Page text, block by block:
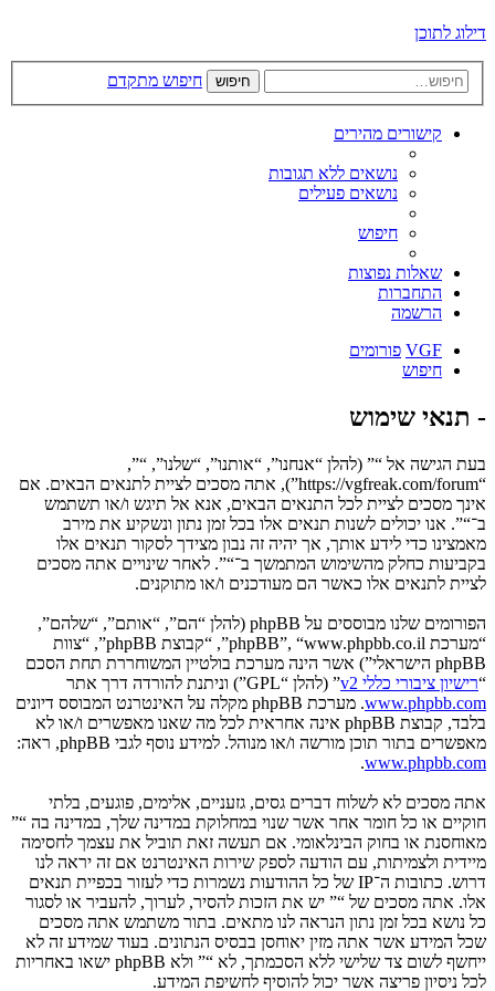
דילוג לתוכן
חיפוש חיפוש מתקדם
קישורים מהירים
נושאים ללא תגובות
נושאים פעילים
חיפוש
שאלות נפוצות
התחברות
הרשמה
VGF פורומים
חיפוש
- תנאי שימוש
בעת הגישה אל “” (להלן “אנחנו”, “אותנו”, “שלנו”, “”,
“https://vgfreak.com/forum”), אתה מסכים לציית לתנאים הבאים. אם
אינך מסכים לציית לכל התנאים הבאים, אנא אל תיגש ו/או תשתמש
ב־“”. אנו יכולים לשנות תנאים אלו בכל זמן נתון ונשקיע את מירב
מאמצינו כדי לידע אותך, אך יהיה זה נבון מצידך לסקור תנאים אלו
בקביעות כחלק מהשימוש המתמשך ב־“”. לאחר שינויים אתה מסכים
לציית לתנאים אלו כאשר הם מעודכנים ו/או מתוקנים.
הפורומים שלנו מבוססים על phpBB (להלן “הם”, “אותם”, “שלהם”,
“מערכת phpBB”, “www.phpbb.co.il”, “קבוצת phpBB”, “צוות
phpBB הישראלי”) אשר הינה מערכת בולטיין המשוחררת תחת הסכם
“רישיון ציבורי כללי v2
” (להלן “GPL”) וניתנת להורדה דרך אתר
www.phpbb.com
. מערכת phpBB מקלה על האינטרנט המבוסס דיונים
בלבד, קבוצת phpBB אינה אחראית לכל מה שאנו מאפשרים ו/או לא
מאפשרים בתור תוכן מורשה ו/או מנוהל. למידע נוסף לגבי phpBB, ראה:
www.phpbb.com
.
אתה מסכים לא לשלוח דברים גסים, גזעניים, אלימים, פוגעים, בלתי
חוקיים או כל חומר אחר אשר שנוי במחלוקת במדינה שלך, במדינה בה “”
מאוחסנת או בחוק הבינלאומי. אם תעשה זאת תוביל את עצמך לחסימה
מיידית ולצמיתות, עם הודעה לספק שירות האינטרנט אם זה יראה לנו
דרוש. כתובות ה־IP של כל ההודעות נשמרות כדי לעזור בכפיית תנאים
אלו. אתה מסכים של “” יש את הזכות להסיר, לערוך, להעביר או לסגור
כל נושא בכל זמן נתון הנראה לנו מתאים. בתור משתמש אתה מסכים
שכל המידע אשר אתה מזין יאוחסן בבסיס הנתונים. בעוד שמידע זה לא
ייחשף לשום צד שלישי ללא הסכמתך, לא “” ולא phpBB ישאו באחריות
לכל ניסיון פריצה אשר יכול להוסיף לחשיפת המידע.